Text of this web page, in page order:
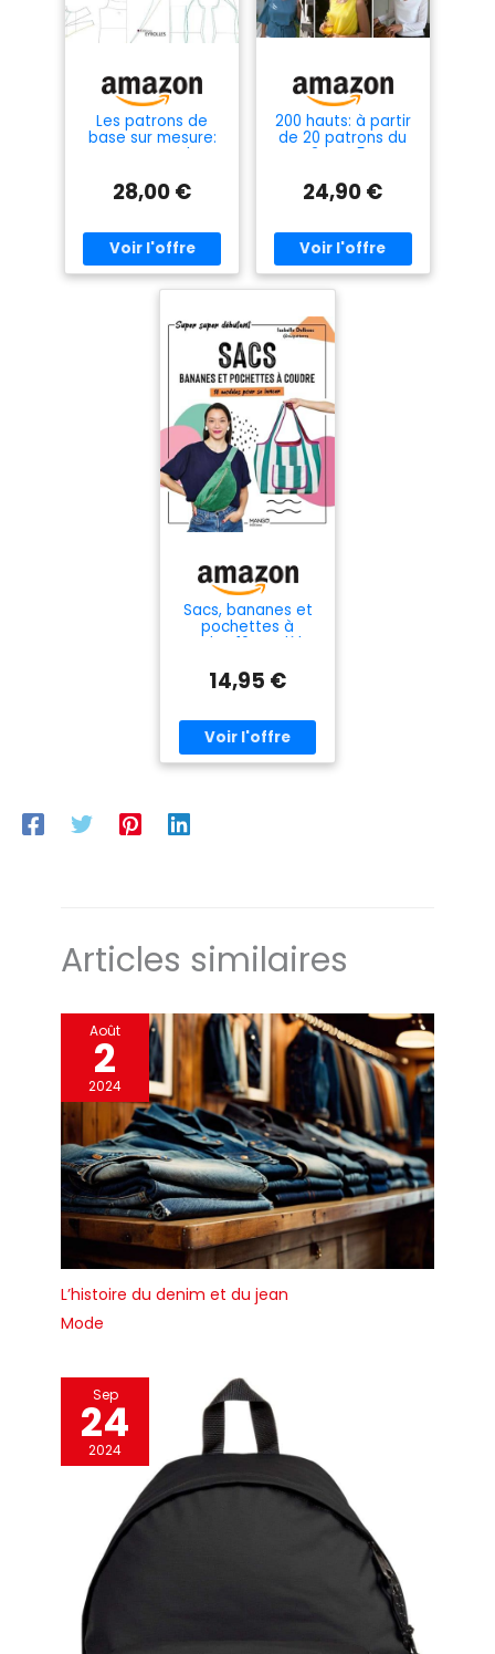
2,3 : tulle (en deux couleurs
coordonnées). Entoilage :
Entoilage : léger et fusible.
Les patrons de
base sur mesure:
Buste, manche,
Construction et
ajustement
28,00 €
200 hauts: à partir
de 20 patrons du
34 au 54
24,90 €
Sacs, bananes et
pochettes à
coudre: 10 modèles
14,95 €
Articles similaires
Août
2
2024
L’histoire du denim et du jean
Mode
Sep
24
2024